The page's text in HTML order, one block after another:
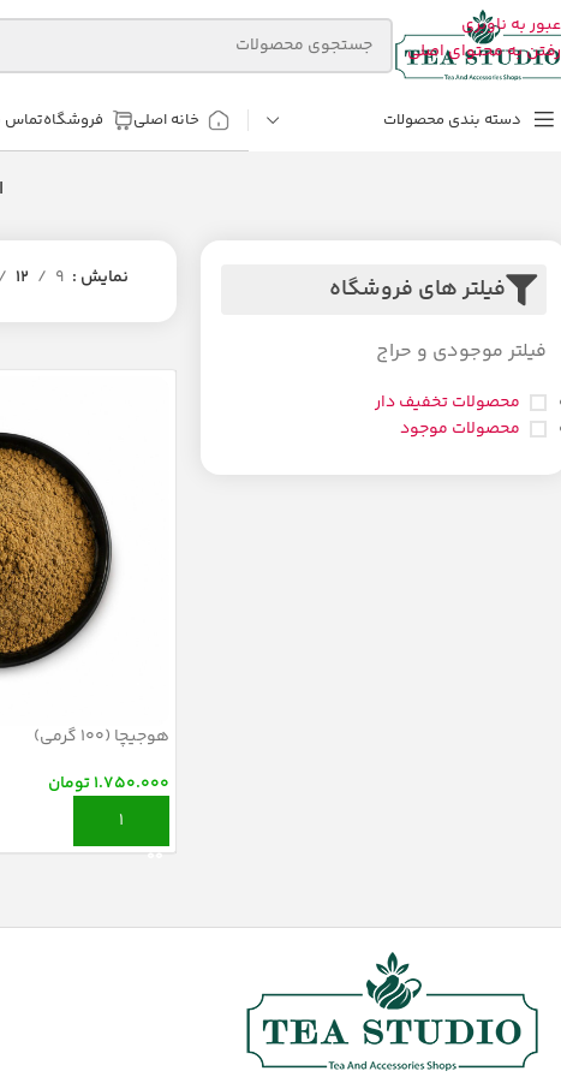
عبور به ناوبری
رفتن به محتوای اصلی
دسته بندی محصولات خانه اصلی فروشگاهتماس
فیلتر های فروشگاه
فیلتر موجودی و حراج
محصولات تخفیف دار
محصولات موجود
نمایش 9
12
هوجیچا (۱۰۰ گرمی)
1.750.000 تومان
افزودن به سبد خرید